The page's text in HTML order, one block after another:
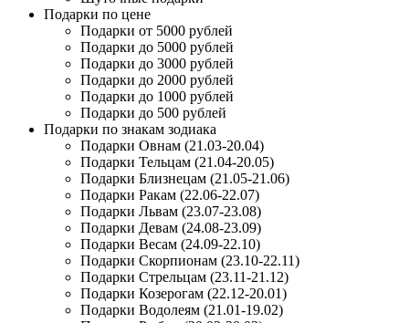
Подарки по цене
Подарки от 5000 рублей
Подарки до 5000 рублей
Подарки до 3000 рублей
Подарки до 2000 рублей
Подарки до 1000 рублей
Подарки до 500 рублей
Подарки по знакам зодиака
Подарки Овнам (21.03-20.04)
Подарки Тельцам (21.04-20.05)
Подарки Близнецам (21.05-21.06)
Подарки Ракам (22.06-22.07)
Подарки Львам (23.07-23.08)
Подарки Девам (24.08-23.09)
Подарки Весам (24.09-22.10)
Подарки Скорпионам (23.10-22.11)
Подарки Стрельцам (23.11-21.12)
Подарки Козерогам (22.12-20.01)
Подарки Водолеям (21.01-19.02)